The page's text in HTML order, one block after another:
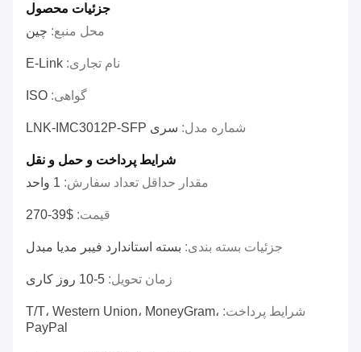
جزئیات محصول
محل منبع: چین
نام تجاری: E-Link
گواهی: ISO
شماره مدل: سری LNK-IMC3012P-SFP
شرایط پرداخت و حمل و نقل
مقدار حداقل تعداد سفارش: 1 واحد
قیمت: $39-270
جزئیات بسته بندی: بسته استاندارد فیبر مدیا مبدل
زمان تحویل: 5-10 روز کاری
شرایط پرداخت: T/T، Western Union، MoneyGram،
PayPal